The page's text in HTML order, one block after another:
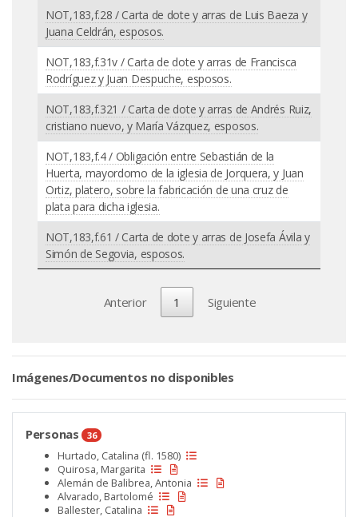
NOT,183,f.28 / Carta de dote y arras de Luis Baeza y
Juana Celdrán, esposos.
NOT,183,f.31v / Carta de dote y arras de Francisca
Rodríguez y Juan Despuche, esposos.
NOT,183,f.321 / Carta de dote y arras de Andrés Ruiz,
cristiano nuevo, y María Vázquez, esposos.
NOT,183,f.4 / Obligación entre Sebastián de la
Huerta, mayordomo de la iglesia de Jorquera, y Juan
Ortiz, platero, sobre la fabricación de una cruz de
plata para dicha iglesia.
NOT,183,f.61 / Carta de dote y arras de Josefa Ávila y
Simón de Segovia, esposos.
Anterior 1 Siguiente
Imágenes/Documentos no disponibles
Personas 36
Hurtado, Catalina (fl. 1580)
Quirosa, Margarita
Alemán de Balibrea, Antonia
Alvarado, Bartolomé
Ballester, Catalina